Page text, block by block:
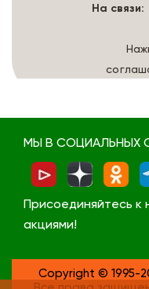
На
МЫ В СОЦИАЛЬНЫХ
Присоединяйтесь к
акциями!
Copyright © 1995-